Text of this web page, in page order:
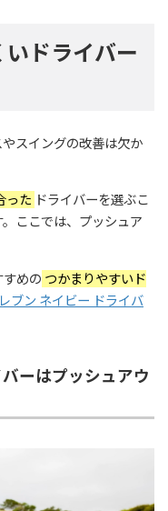
ドライバー
スイングの改善は欠か
った ドライバーを選ぶこ
ここでは、プッシュア
めの つかまりやすいド
ブン ネイビー ドライバ
ーはプッシュアウ